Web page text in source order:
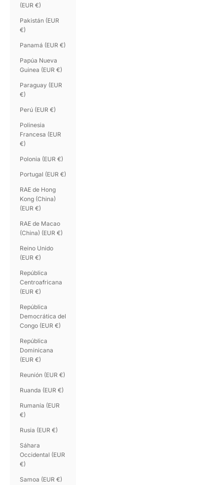
(EUR €)
Pakistán (EUR
€)
Panamá (EUR €)
Papúa Nueva
Guinea (EUR €)
Paraguay (EUR
€)
Perú (EUR €)
Polinesia
Francesa (EUR
€)
Polonia (EUR €)
Portugal (EUR €)
RAE de Hong
Kong (China)
(EUR €)
RAE de Macao
(China) (EUR €)
Reino Unido
(EUR €)
República
Centroafricana
(EUR €)
República
Democrática del
Congo (EUR €)
República
Dominicana
(EUR €)
Reunión (EUR €)
Ruanda (EUR €)
Rumanía (EUR
€)
Rusia (EUR €)
Sáhara
Occidental (EUR
€)
Samoa (EUR €)